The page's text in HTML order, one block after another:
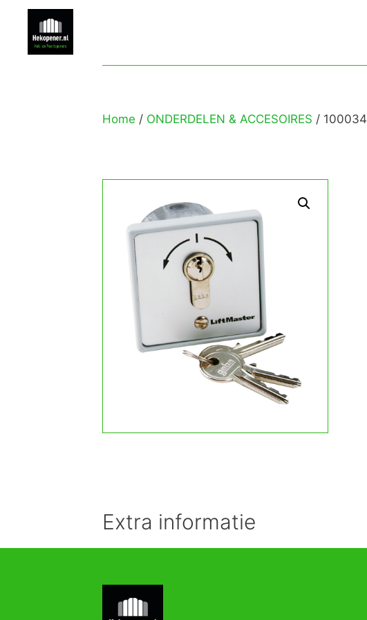
Home / ONDERDELEN & ACCESOIRES / 100034
Extra informatie